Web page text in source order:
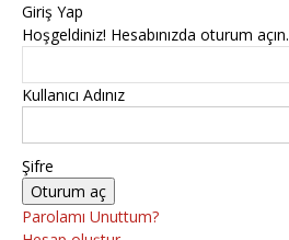
Giriş Yap
Hoşgeldiniz! Hesabınızda oturum açın.
Kullanıcı Adınız
Şifre
Parolamı Unuttum?